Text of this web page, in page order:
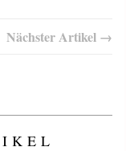
Nächster Artikel →